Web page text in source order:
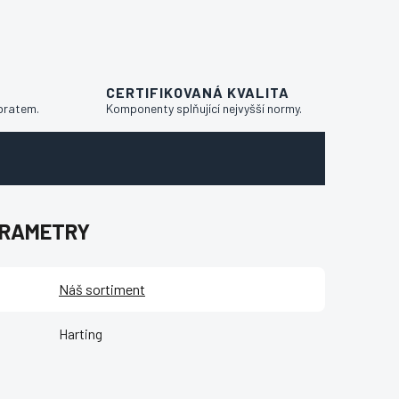
CERTIFIKOVANÁ KVALITA
Komponenty splňující nejvyšší normy.
Náš sortiment
Harting